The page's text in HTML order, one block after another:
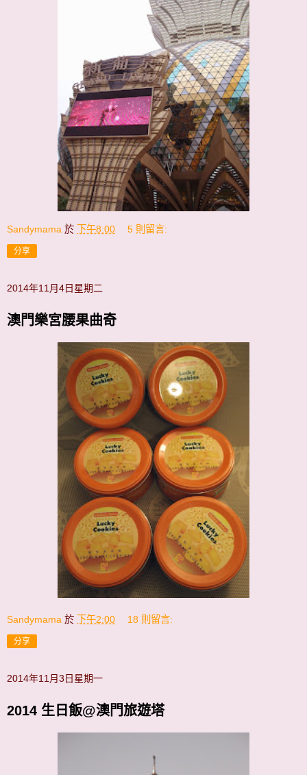
Sandymama 於 下午8:00 5 則留言:
分享
2014年11月4日星期二
澳門樂宮腰果曲奇
Sandymama 於 下午2:00 18 則留言:
分享
2014年11月3日星期一
2014 生日飯@澳門旅遊塔